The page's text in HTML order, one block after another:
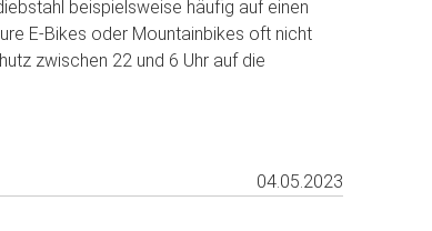
beispielsweise häufig auf einen
E-Bikes oder Mountainbikes oft nicht
zwischen 22 und 6 Uhr auf die
04.05.2023